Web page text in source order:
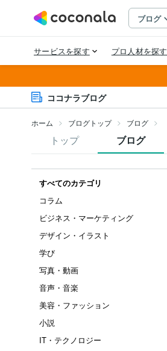
ココナラブログ
ホーム ブログトップ ブログ
トップ ブログ
すべてのカテゴリ
コラム
ビジネス・マーケティング
デザイン・イラスト
学び
写真・動画
音声・音楽
美容・ファッション
小説
IT・テクノロジー